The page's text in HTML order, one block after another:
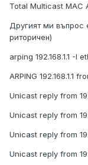
Total Multicast MAC
Другият ми въпрос
риторичен)
arping 192.168.1.1 -I
ARPING 192.168.1.1
Unicast reply from
Unicast reply from
Unicast reply from
Unicast reply from